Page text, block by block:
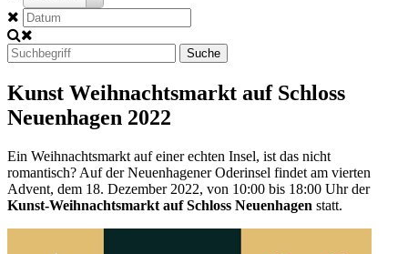
Suche
Kunst Weihnachtsmarkt auf Schloss
Neuenhagen 2022
Ein Weihnachtsmarkt auf einer echten Insel, ist das nicht
romantisch? Auf der Neuenhagener Oderinsel findet am vierten
Advent, dem 18. Dezember 2022, von 10:00 bis 18:00 Uhr der
Kunst-Weihnachtsmarkt auf Schloss Neuenhagen statt.